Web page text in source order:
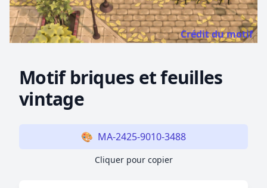
Crédit du motif
Motif briques et feuilles
vintage
🎨 MA-2425-9010-3488
Cliquer pour copier